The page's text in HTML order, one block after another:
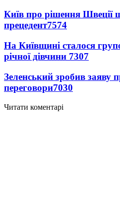
Київ про рішення Швеції
прецедент7574
На Київщині сталося
річної дівчини 7307
Зеленський зробив заяву
переговори7030
Читати коментарі